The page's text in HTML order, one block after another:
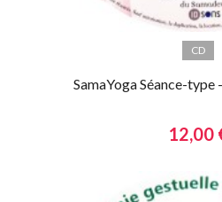
CD
SamaYoga Séance-
12,00